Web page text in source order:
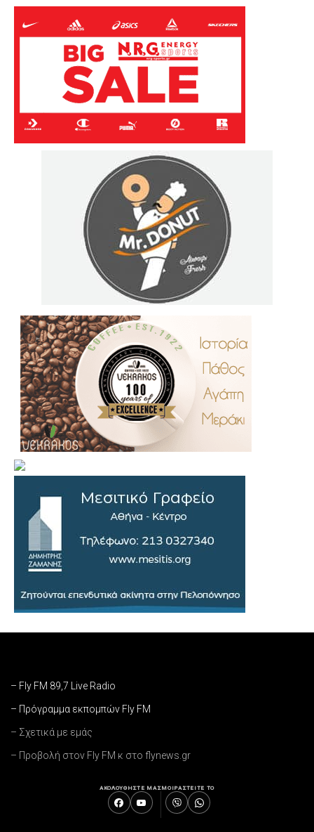
– Fly FM 89,7 Live Radio
– Πρόγραμμα εκπομπών Fly FM
– Σχετικά με εμάς
– Προβολή στον Fly FM κ στο flynews.gr
ΑΚΟΛΟΥΘΗΣΤΕ ΜΑΣΜΟΙΡΑΣΤΕΙΤΕ ΤΟ